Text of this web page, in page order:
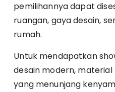
pemilihannya dapat
ruangan, gaya desain,
rumah.
Untuk mendapatkan
desain modern,
yang menunjang